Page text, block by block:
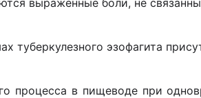
выраженные боли, не
туберкулезного эзофагита
процесса в пищеводе при